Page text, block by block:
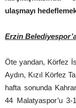
ulaşmayı
Erzin
Öte yandan, Körfez
Aydın, Kızıl Körfez
hafta sonunda
44 Malatyaspor’u 3-